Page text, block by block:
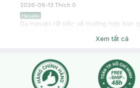
2026-06-13 Thích 0
Hasaki
Dạ Hasaki rất tiếc về trường hợp bạn
hotline 18006324 nhấn phím 1 để
Quỳnh Bùi Như
Ủa là giảm chưa shop
2026-05-15Thích0
Xem tất cả